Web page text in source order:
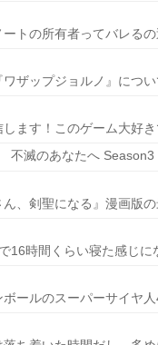
トの所有者ってバレるの
ザップジョルノ』につい
ます！このゲーム大好
不滅のあなたへ Season3
ん、剣聖になる』漫画版の
16時間くらい寝た感じに
ボールのスーパーサイヤ人